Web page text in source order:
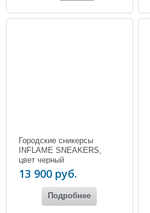
Городские сникерсы
INFLAME SNEAKERS,
цвет черный
13 900 руб.
Подробнее